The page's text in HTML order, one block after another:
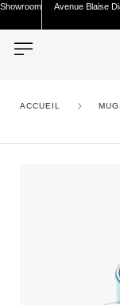
Showroom Avenue Blaise
ACCUEIL